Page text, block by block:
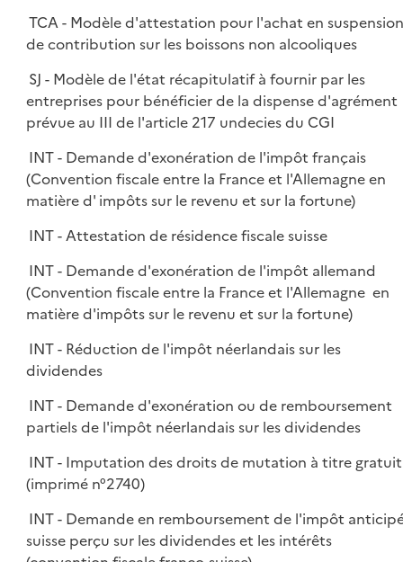
TCA - Modèle d'attestation pour l'achat en
de contribution sur les boissons non alcooliques
SJ - Modèle de l'état récapitulatif à fournir par les
entreprises pour bénéficier de la dispense d'agrément
prévue au III de l'article 217 undecies du CGI
INT - Demande d'exonération de l'impôt français
(Convention fiscale entre la France et l'Allemagne en
matière d' impôts sur le revenu et sur la fortune)
INT - Attestation de résidence fiscale suisse
INT - Demande d'exonération de l'impôt allemand
(Convention fiscale entre la France et l'Allemagne en
matière d'impôts sur le revenu et sur la fortune)
INT - Réduction de l'impôt néerlandais sur les
dividendes
INT - Demande d'exonération ou de remboursement
partiels de l'impôt néerlandais sur les dividendes
INT - Imputation des droits de mutation à titre gratuit
(imprimé n°2740)
INT - Demande en remboursement de l'impôt
suisse perçu sur les dividendes et les intérêts